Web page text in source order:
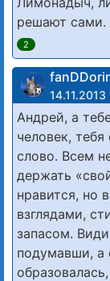
решают сами.
2
14.11.2013
Андрей, а
человек,
слово. Всем
держать
нравится, но
взглядами,
запасом.
подумавши, а